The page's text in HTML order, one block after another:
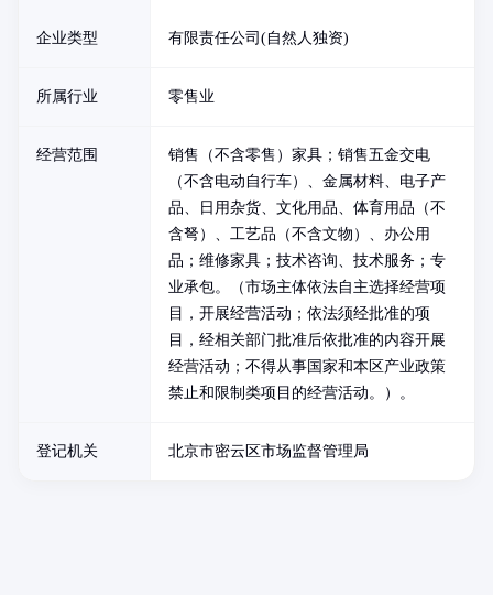
企业类型 有限责任公司(自然人独资)
所属行业 零售业
经营范围
销售（不含零售）家具；销售五金交电
（不含电动自行车）、金属材料、电子产
品、日用杂货、文化用品、体育用品（不
含弩）、工艺品（不含文物）、办公用
品；维修家具；技术咨询、技术服务；专
业承包。（市场主体依法自主选择经营项
目，开展经营活动；依法须经批准的项
目，经相关部门批准后依批准的内容开展
经营活动；不得从事国家和本区产业政策
禁止和限制类项目的经营活动。）。
登记机关 北京市密云区市场监督管理局